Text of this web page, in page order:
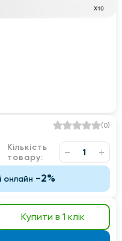
(0)
Кількість
товару:
онлайн -2%
Купити в 1 клік